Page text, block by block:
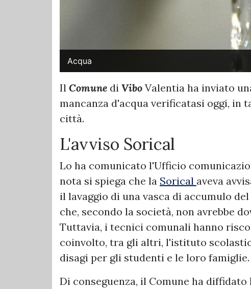
Acqua
Il Comune di Vibo Valentia ha inviato
mancanza d'acqua verificatasi oggi, in
città.
L'avviso Sorical
Lo ha comunicato l'Ufficio
nota si spiega che la Sorical aveva
il lavaggio di una vasca di accumulo
che, secondo la società, non avrebbe
Tuttavia, i tecnici comunali hanno
coinvolto, tra gli altri, l'istituto
disagi per gli studenti e le loro famiglie.
Di conseguenza, il Comune ha